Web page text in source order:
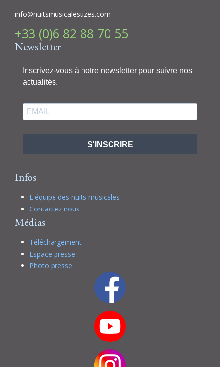
info@nuitsmusicalesuzes.com
+33 (0)6 82 88 70 55
Newsletter
Inscrivez-vous à notre newsletter pour suivre nos
actualités.
S'INSCRIRE
Infos
L'équipe des nuits musicales
Contactez nous
Médias
Téléchargement
Espace presse
Photo presse